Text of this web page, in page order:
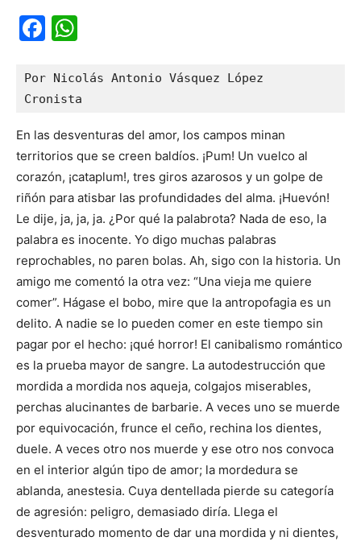
Facebook
Por Nicolás Antonio Vásquez López
Cronista
En las desventuras del amor, los campos minan
territorios que se creen baldíos. ¡Pum! Un vuelco al
corazón, ¡cataplum!, tres giros azarosos y un golpe de
riñón para atisbar las profundidades del alma. ¡Huevón!
Le dije, ja, ja, ja. ¿Por qué la palabrota? Nada de eso, la
palabra es inocente. Yo digo muchas palabras
reprochables, no paren bolas. Ah, sigo con la historia. Un
amigo me comentó la otra vez: “Una vieja me quiere
comer”. Hágase el bobo, mire que la antropofagia es un
delito. A nadie se lo pueden comer en este tiempo sin
pagar por el hecho: ¡qué horror! El canibalismo romántico
es la prueba mayor de sangre. La autodestrucción que
mordida a mordida nos aqueja, colgajos miserables,
perchas alucinantes de barbarie. A veces uno se muerde
por equivocación, frunce el ceño, rechina los dientes,
duele. A veces otro nos muerde y ese otro nos convoca
en el interior algún tipo de amor; la mordedura se
ablanda, anestesia. Cuya dentellada pierde su categoría
de agresión: peligro, demasiado diría. Llega el
desventurado momento de dar una mordida y ni dientes,